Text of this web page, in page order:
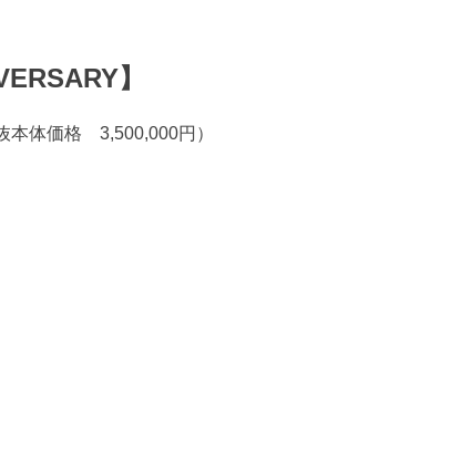
】
本体価格 3,500,000円）